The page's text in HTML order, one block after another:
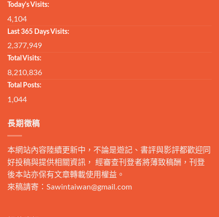
Today's Visits:
4,104
Last 365 Days Visits:
2,377,949
Total Visits:
8,210,836
Total Posts:
1,044
長期徵稿
本網站內容陸續更新中，不論是遊記、書評與影評都歡迎同
好投稿與提供相關資訊， 經審查刊登者將薄致稿酬，刊登
後本站亦保有文章轉載使用權益。
來稿請寄： Sawintaiwan@gmail.com